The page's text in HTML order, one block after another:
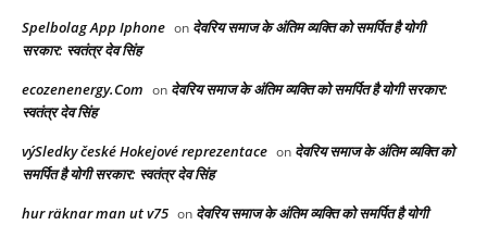
Spelbolag App Iphone on देवरिय समाज के अंतिम व्यक्ति को समर्पित है योगी
सरकार: स्वतंत्र देव सिंह
ecozenenergy.Com on देवरिय समाज के अंतिम व्यक्ति को समर्पित है योगी सरकार:
स्वतंत्र देव सिंह
výSledky české Hokejové reprezentace on देवरिय समाज के अंतिम व्यक्ति को
समर्पित है योगी सरकार: स्वतंत्र देव सिंह
hur räknar man ut v75 on देवरिय समाज के अंतिम व्यक्ति को समर्पित है योगी